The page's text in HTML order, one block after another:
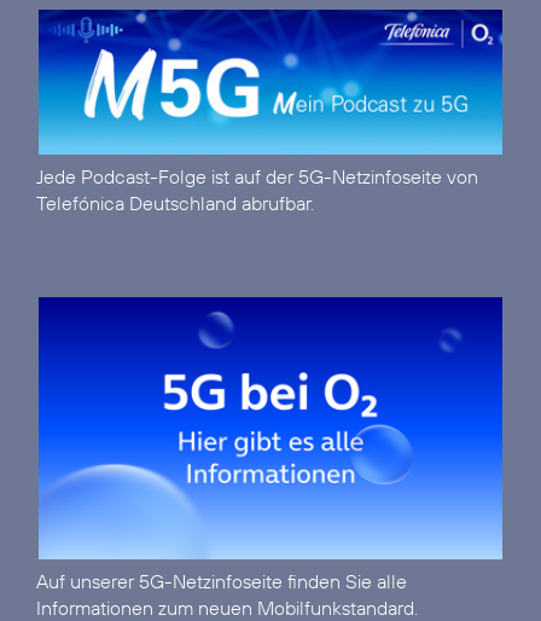
Jede Podcast-Folge ist auf der 5G-Netzinfoseite von
Telefónica Deutschland abrufbar.
Auf unserer 5G-Netzinfoseite finden Sie alle
Informationen zum neuen Mobilfunkstandard.